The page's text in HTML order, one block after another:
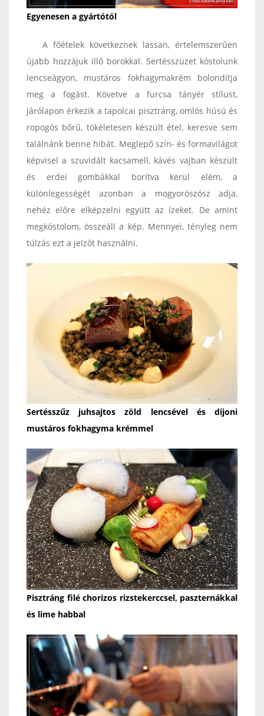
Egyenesen a gyártótól
A főételek következnek lassan, értelemszerűen
újabb hozzájuk illő borokkal. Sertésszüzet kóstolunk
lencseágyon, mustáros fokhagymakrém bolondítja
meg a fogást. Követve a furcsa tányér stílust,
járólapon érkezik a tapolcai pisztráng, omlós húsú és
ropogós bőrű, tökéletesen készült étel, keresve sem
találnánk benne hibát. Meglepő szín- és formavilágot
képvisel a szuvidált kacsamell, kávés vajban készült
és erdei gombákkal borítva kerül elém, a
különlegességét azonban a mogyorószósz adja,
nehéz előre elképzelni együtt az ízeket. De amint
megkóstolom, összeáll a kép. Mennyei, tényleg nem
túlzás ezt a jelzőt használni.
Sertésszűz juhsajtos zöld lencsével és dijoni
mustáros fokhagyma krémmel
Pisztráng filé chorizos rizstekerccsel, paszternákkal
és lime habbal